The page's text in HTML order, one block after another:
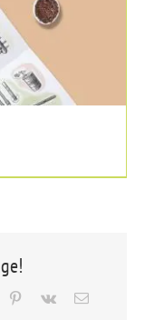
Pinterest
Vk Email